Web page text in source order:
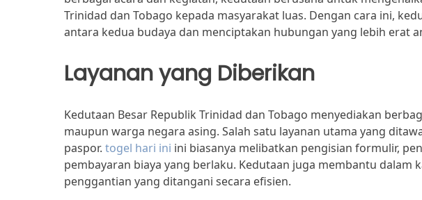
Trinidad dan Tobago kepada masyarakat luas. Dengan cara ini,
antara kedua budaya dan menciptakan hubungan yang lebih erat
Layanan yang Diberikan
Kedutaan Besar Republik Trinidad dan Tobago menyediakan
maupun warga negara asing. Salah satu layanan utama yang
paspor. togel hari ini ini biasanya melibatkan pengisian formulir,
pembayaran biaya yang berlaku. Kedutaan juga membantu dalam
penggantian yang ditangani secara efisien.